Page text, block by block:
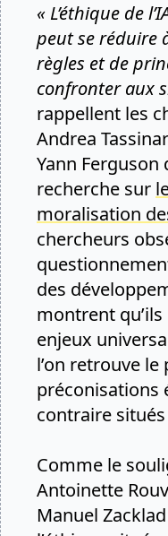
« L’éthique de
peut se réduire
règles et de
confronter aux
rappellent les
Andrea
Yann
recherche sur
moralisation
chercheurs
des
montrent
enjeux
l’on retrouve
préconisations
contraire
Comme le
Antoinette
Manuel